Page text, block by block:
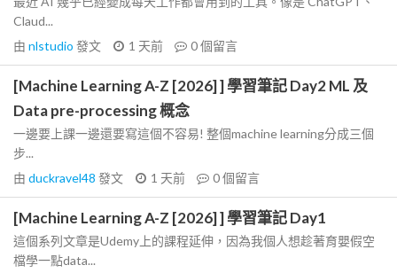
Claud...
由 nlstudio 發文 1 天前 0個留言
[Machine Learning A-Z [2026] ] 學習筆記 Day2 ML 及
Data pre-processing 概念
一邊要上課一邊還要寫這個不容易! 整個machine learning分成三個
步...
由 duckravel48 發文 1 天前 0個留言
[Machine Learning A-Z [2026] ] 學習筆記 Day1
這個系列文章是Udemy上的課程延伸，因為我個人想趁著育嬰假空
檔學一點data...